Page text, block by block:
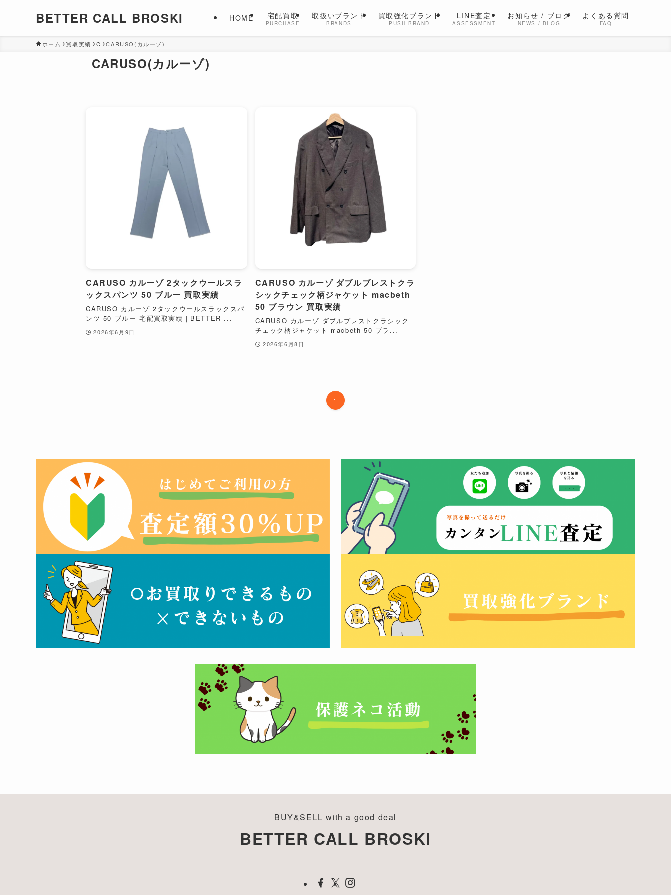
BETTER CALL BROSKI HOME 宅配買取
PURCHASE
取扱いブランド
BRANDS
買取強化ブランド
PUSH BRAND
LINE査定
ASSESSMENT
お知らせ / ブログ
NEWS / BLOG
よくある質問
FAQ
ホーム 買取実績 C CARUSO(カルーゾ)
CARUSO(カルーゾ)
CARUSO カルーゾ 2タックウールスラ
ックスパンツ 50 ブルー 買取実績
CARUSO カルーゾ 2タックウールスラックスパ
ンツ 50 ブルー 宅配買取実績｜BETTER ...
2026年6月9日
CARUSO カルーゾ ダブルブレストクラ
シックチェック柄ジャケット macbeth
50 ブラウン 買取実績
CARUSO カルーゾ ダブルブレストクラシック
チェック柄ジャケット macbeth 50 ブラ...
2026年6月8日
1
BUY&SELL with a good deal
BETTER CALL BROSKI